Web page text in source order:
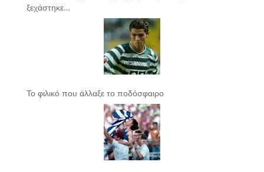
ξεχάστηκε…
Το φιλικό που άλλαξε το ποδόσφαιρο